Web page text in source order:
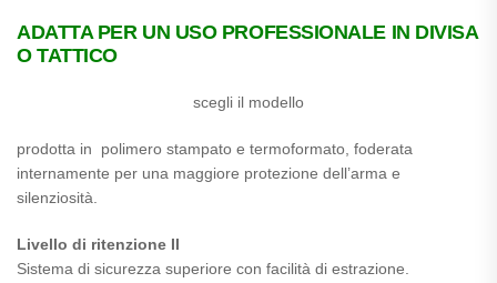
ADATTA PER UN USO PROFESSIONALE IN DIVISA
O TATTICO
scegli il modello
prodotta in polimero stampato e termoformato, foderata
internamente per una maggiore protezione dell’arma e
silenziosità.
Livello di ritenzione II
Sistema di sicurezza superiore con facilità di estrazione.